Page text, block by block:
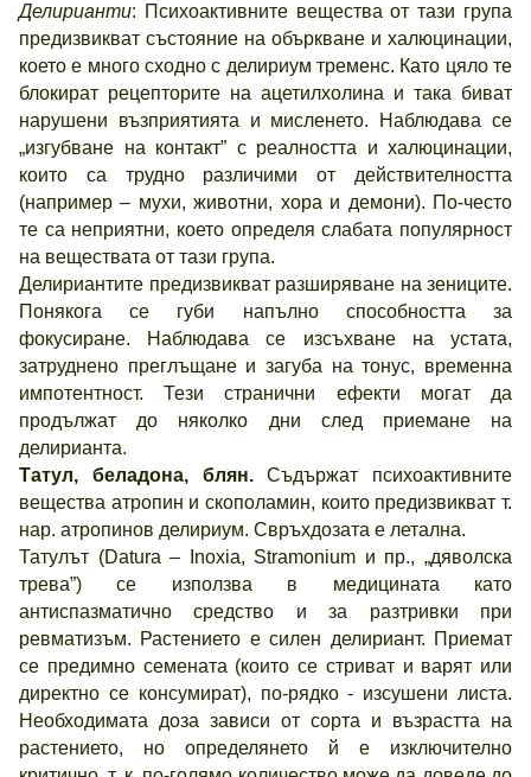
Делирианти: Психоактивните вещества от тази група
предизвикват състояние на объркване и халюцинации,
което е много сходно с делириум тременс. Като цяло те
блокират рецепторите на ацетилхолина и така биват
нарушени възприятията и мисленето. Наблюдава се
„изгубване на контакт” с реалността и халюцинации,
които са трудно различими от действителността
(например – мухи, животни, хора и демони). По-често
те са неприятни, което определя слабата популярност
на веществата от тази група.
Делириантите предизвикват разширяване на зениците.
Понякога се губи напълно способността за
фокусиране. Наблюдава се изсъхване на устата,
затруднено преглъщане и загуба на тонус, временна
импотентност. Тези странични ефекти могат да
продължат до няколко дни след приемане на
делирианта.
Татул, беладона, блян.Съдържат психоактивните
вещества атропин и скополамин, които предизвикват т.
нар. атропинов делириум. Свръхдозата е летална.
Татулът (Datura – Inoxia, Stramonium и пр., „дяволска
трева”) се използва в медицината като
антиспазматично средство и за разтривки при
ревматизъм. Растението е силен делириант. Приемат
се предимно семената (които се стриват и варят или
директно се консумират), по-рядко - изсушени листа.
Необходимата доза зависи от сорта и възрастта на
растението, но определянето й е изключително